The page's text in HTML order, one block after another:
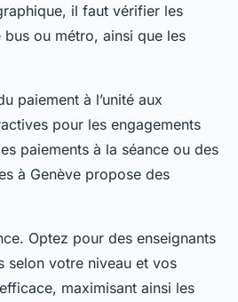
il faut vérifier les
ou métro, ainsi que les
paiement à l’unité aux
pour les engagements
paiements à la séance ou des
à Genève propose des
Optez pour des enseignants
selon votre niveau et vos
maximisant ainsi les